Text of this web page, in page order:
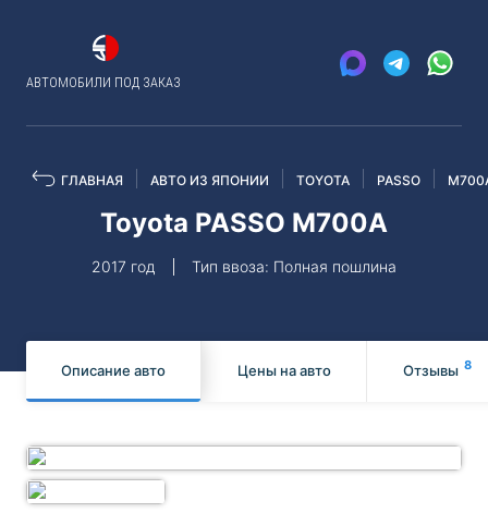
АВТОМОБИЛИ ПОД ЗАКАЗ
ГЛАВНАЯ АВТО ИЗ ЯПОНИИ TOYOTA PASSO
Toyota PASSO M700A
2017 год Тип ввоза: Полная пошлина
Описание авто Цены на авто Отзывы 8